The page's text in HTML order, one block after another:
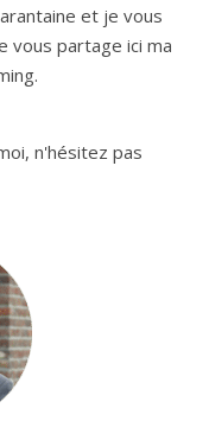
et je vous
vous partage ici ma
n'hésitez pas